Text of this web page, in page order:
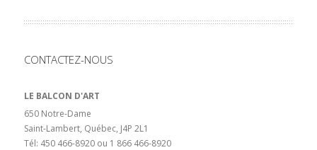
CONTACTEZ-NOUS
LE BALCON D'ART
650 Notre-Dame
Saint-Lambert, Québec, J4P 2L1
Tél: 450 466-8920 ou 1 866 466-8920